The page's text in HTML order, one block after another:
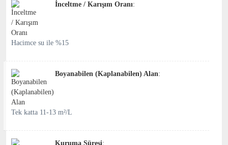
İnceltme / Karışım Oranı:
Hacimce su ile %15
Boyanabilen (Kaplanabilen) Alan:
Tek katta 11-13 m²/L
Kuruma Süresi: